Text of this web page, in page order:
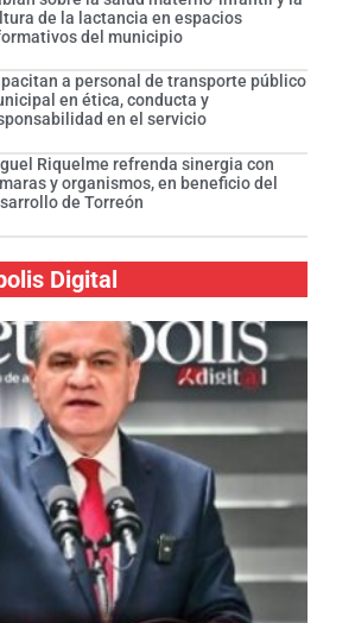
de la lactancia en espacios
del municipio
a personal de transporte público
en ética, conducta y
en el servicio
Riquelme refrenda sinergia con
y organismos, en beneficio del
de Torreón
Digital